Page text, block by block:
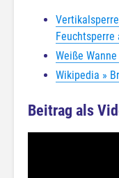
Feuchtsperre
Weiße
Wikipedia »
Beitrag als